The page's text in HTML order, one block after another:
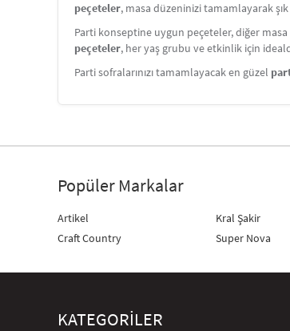
peçeteler, masa düzeninizi tamamlayarak
Parti konseptine uygun peçeteler, diğer
peçeteler, her yaş grubu ve etkinlik için
Parti sofralarınızı tamamlayacak en güzel
Popüler Markalar
Artikel
Craft Country
Kral Şakir
Super Nova
KATEGORİLER